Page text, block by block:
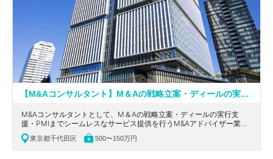
【M&Aコンサルタント】M＆Aの戦略立案・ディールの実行支援・PMIまでシームレスなサービス提供を行うM&Aアドバイザーとしてプロになりたい方必見！経営コンサルティングに強い事務所
M&Aコンサルタントとして、M＆Aの戦略立案・ディールの実行支
援・PMIまでシームレスなサービス提供を行うM&Aアドバイザー業務
を行っていただきます。東京都千代田区にある、事務所の求人です。
東京都千代田区 500〜150万円